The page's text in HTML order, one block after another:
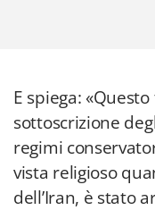
E spiega:
sottoscrizione
regimi
vista religioso
dell’Iran, è stato